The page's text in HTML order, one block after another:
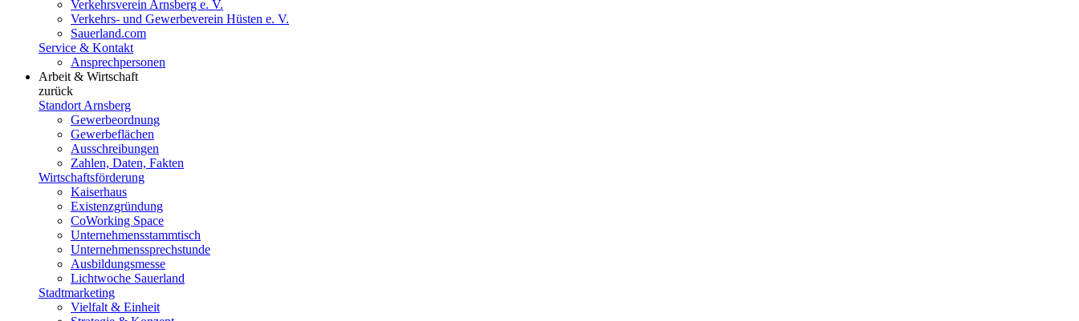
Verkehrsverein Arnsberg e. V.
Verkehrs- und Gewerbeverein Hüsten e. V.
Sauerland.com
Service & Kontakt
Ansprechpersonen
Arbeit & Wirtschaft
zurück
Standort Arnsberg
Gewerbeordnung
Gewerbeflächen
Ausschreibungen
Zahlen, Daten, Fakten
Wirtschaftsförderung
Kaiserhaus
Existenzgründung
CoWorking Space
Unternehmensstammtisch
Unternehmenssprechstunde
Ausbildungsmesse
Lichtwoche Sauerland
Stadtmarketing
Vielfalt & Einheit